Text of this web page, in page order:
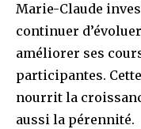
J’ai lu et j’accepte la
À propos
Marie-Claude
continuer
améliorer ses
participantes.
nourrit la
aussi la pérennité.